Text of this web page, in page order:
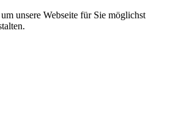
unsere Webseite für Sie möglichst